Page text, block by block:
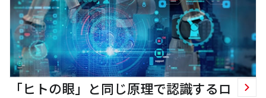
「ヒトの眼」と同じ原理で認識するロ